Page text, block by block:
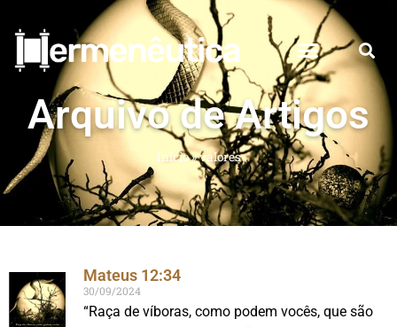
Arquivo de Artigos
Início»valores
Mateus 12:34
30/09/2024
“Raça de víboras, como podem vocês, que são